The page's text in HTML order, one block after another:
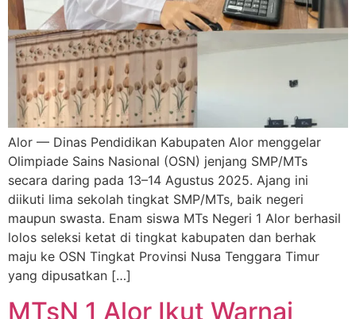
Alor — Dinas Pendidikan Kabupaten Alor menggelar
Olimpiade Sains Nasional (OSN) jenjang SMP/MTs
secara daring pada 13–14 Agustus 2025. Ajang ini
diikuti lima sekolah tingkat SMP/MTs, baik negeri
maupun swasta. Enam siswa MTs Negeri 1 Alor berhasil
lolos seleksi ketat di tingkat kabupaten dan berhak
maju ke OSN Tingkat Provinsi Nusa Tenggara Timur
yang dipusatkan […]
MTsN 1 Alor Ikut Warnai